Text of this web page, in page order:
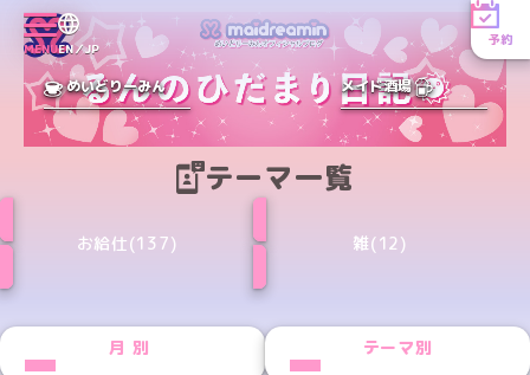
MENUEN／JP
予約
めいどりーみん メイド酒場
テーマ一覧
お給仕(137) 雑(12)
月別 テーマ別